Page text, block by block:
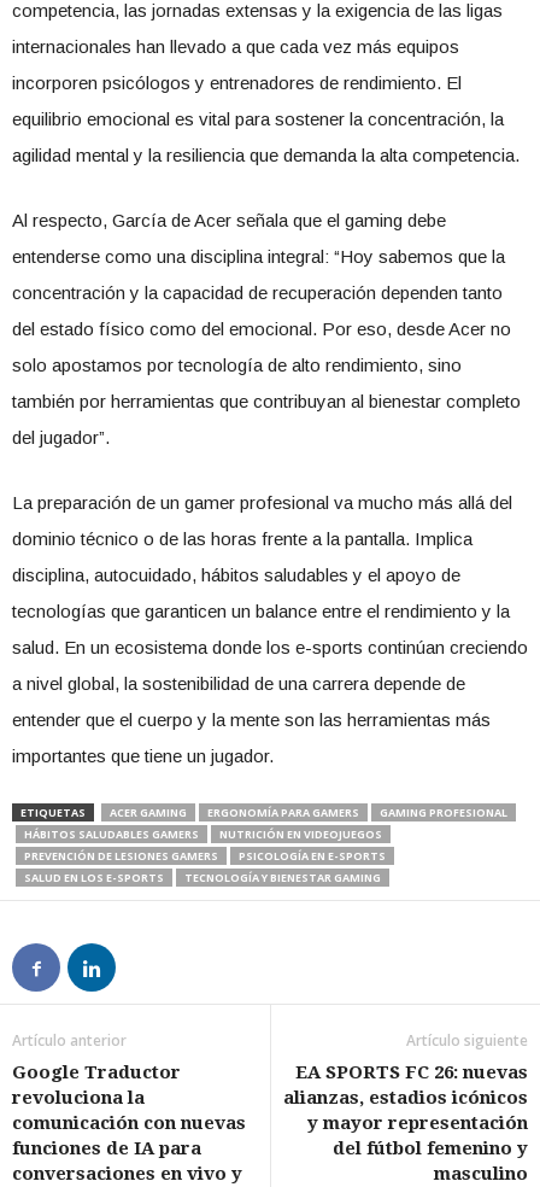
competencia, las jornadas extensas y la exigencia de las ligas
internacionales han llevado a que cada vez más equipos
incorporen psicólogos y entrenadores de rendimiento. El
equilibrio emocional es vital para sostener la concentración, la
agilidad mental y la resiliencia que demanda la alta competencia.
Al respecto, García de Acer señala que el gaming debe
entenderse como una disciplina integral: “Hoy sabemos que la
concentración y la capacidad de recuperación dependen tanto
del estado físico como del emocional. Por eso, desde Acer no
solo apostamos por tecnología de alto rendimiento, sino
también por herramientas que contribuyan al bienestar completo
del jugador”.
La preparación de un gamer profesional va mucho más allá del
dominio técnico o de las horas frente a la pantalla. Implica
disciplina, autocuidado, hábitos saludables y el apoyo de
tecnologías que garanticen un balance entre el rendimiento y la
salud. En un ecosistema donde los e-sports continúan creciendo
a nivel global, la sostenibilidad de una carrera depende de
entender que el cuerpo y la mente son las herramientas más
importantes que tiene un jugador.
ETIQUETAS ACER GAMING ERGONOMÍA PARA GAMERS
GAMING PROFESIONAL
HÁBITOS SALUDABLES GAMERS
NUTRICIÓN EN VIDEOJUEGOS
PREVENCIÓN DE LESIONES GAMERS
PSICOLOGÍA EN E-SPORTS
SALUD EN LOS E-SPORTS
TECNOLOGÍA Y BIENESTAR GAMING
Artículo anterior
Google Traductor
revoluciona la
comunicación con nuevas
funciones de IA para
conversaciones en vivo y
Artículo siguiente
EA SPORTS FC 26: nuevas
alianzas, estadios icónicos
y mayor representación
del fútbol femenino y
masculino